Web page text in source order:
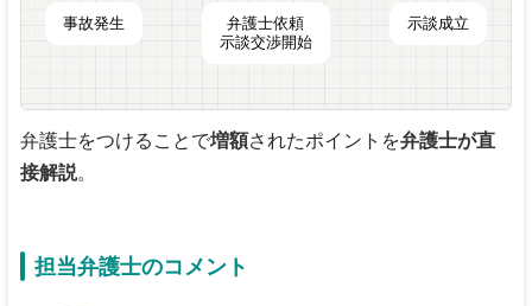
事故発生
弁護士依頼
示談交渉開始
示談成立
弁護士をつけることで増額されたポイントを弁護士が直
接解説。
担当弁護士のコメント